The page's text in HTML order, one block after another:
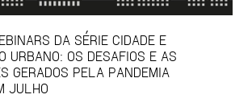
DA SÉRIE CIDADE E
URBANO: OS DESAFIOS E AS
GERADOS PELA PANDEMIA
JULHO